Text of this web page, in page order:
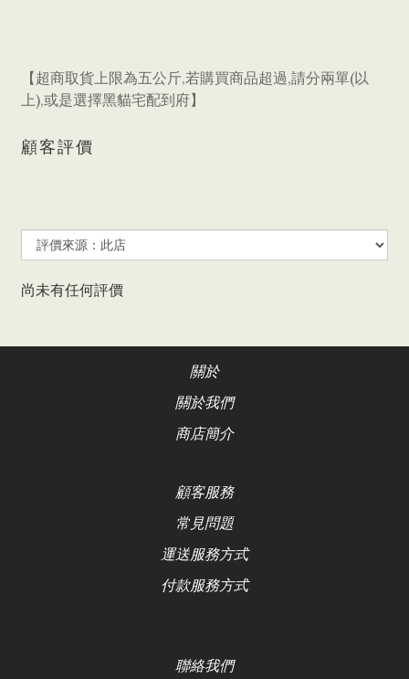
【超商取貨上限為五公斤,若購買商品超過,請分兩單(以
上),或是選擇黑貓宅配到府】
顧客評價
尚未有任何評價
關於
關於我們
商店簡介
顧客服務
常見問題
運送服務方式
付款服務方式
聯絡我們